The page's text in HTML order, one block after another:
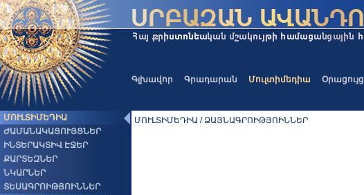
Գլխավոր Գրադարան Մուլտիմեդիա Օրացույց
ՄՈՒԼՏԻՄԵԴԻԱ
ԺԱՄԱՆԱԿԱՑՈՒՅՑՆԵՐ
ԻՆՏԵՐԱԿՏԻՎ ԷՋԵՐ
ՔԱՐՏԵԶՆԵՐ
ՆԿԱՐՆԵՐ
ՏԵՍԱԳՐՈԻԹՅՈԻՆՆԵՐ
ՄՈՒԼՏԻՄԵԴԻԱ / ՁԱՅՆԱԳՐՈԻԹՅՈԻՆՆԵՐ